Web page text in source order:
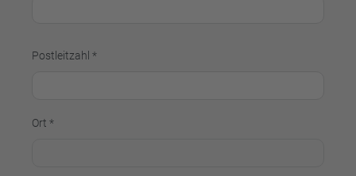
Postleitzahl *
Ort *